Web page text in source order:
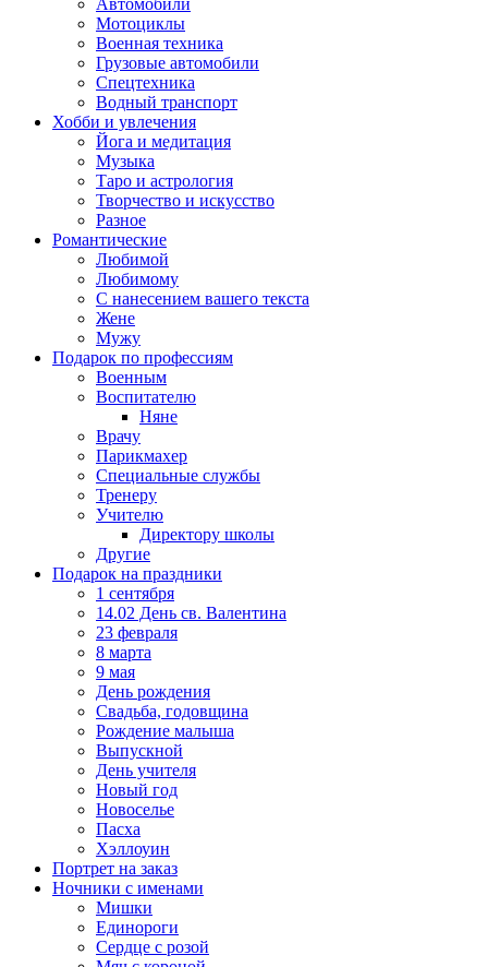
Автомобили
Мотоциклы
Военная техника
Грузовые автомобили
Спецтехника
Водный транспорт
Хобби и увлечения
Йога и медитация
Музыка
Таро и астрология
Творчество и искусство
Разное
Романтические
Любимой
Любимому
С нанесением вашего текста
Жене
Мужу
Подарок по профессиям
Военным
Воспитателю
Няне
Врачу
Парикмахер
Специальные службы
Тренеру
Учителю
Директору школы
Другие
Подарок на праздники
1 сентября
14.02 День св. Валентина
23 февраля
8 марта
9 мая
День рождения
Свадьба, годовщина
Рождение малыша
Выпускной
День учителя
Новый год
Новоселье
Пасха
Хэллоуин
Портрет на заказ
Ночники с именами
Мишки
Единороги
Сердце с розой